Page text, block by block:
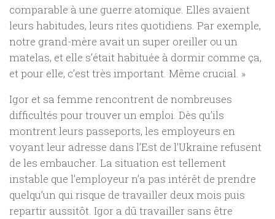
comparable à une guerre atomique. Elles avaient
leurs habitudes, leurs rites quotidiens. Par exemple,
notre grand-mère avait un super oreiller ou un
matelas, et elle s’était habituée à dormir comme ça,
et pour elle, c’est très important. Même crucial. »
Igor et sa femme rencontrent de nombreuses
difficultés pour trouver un emploi. Dès qu’ils
montrent leurs passeports, les employeurs en
voyant leur adresse dans l’Est de l’Ukraine refusent
de les embaucher. La situation est tellement
instable que l’employeur n’a pas intérêt de prendre
quelqu’un qui risque de travailler deux mois puis
repartir aussitôt. Igor a dû travailler sans être